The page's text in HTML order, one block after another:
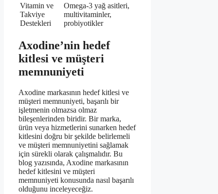
Vitamin ve
Takviye
Destekleri
Omega-3 yağ asitleri,
multivitaminler,
probiyotikler
Axodine’nin hedef
kitlesi ve müşteri
memnuniyeti
Axodine markasının hedef kitlesi ve
müşteri memnuniyeti, başarılı bir
işletmenin olmazsa olmaz
bileşenlerinden biridir. Bir marka,
ürün veya hizmetlerini sunarken hedef
kitlesini doğru bir şekilde belirlemeli
ve müşteri memnuniyetini sağlamak
için sürekli olarak çalışmalıdır. Bu
blog yazısında, Axodine markasının
hedef kitlesini ve müşteri
memnuniyeti konusunda nasıl başarılı
olduğunu inceleyeceğiz.